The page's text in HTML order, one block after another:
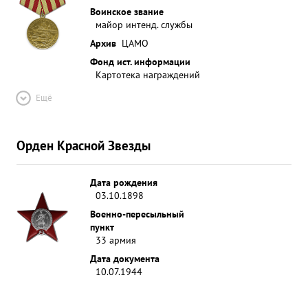
Воинское звание
майор интенд. службы
Архив ЦАМО
Фонд ист. информации
Картотека награждений
Ещё
Орден Красной Звезды
Дата рождения
03.10.1898
Военно-пересыльный
пункт
33 армия
Дата документа
10.07.1944